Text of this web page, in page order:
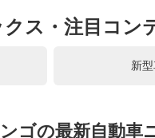
ス・注目コン
新
ゴの最新自動車